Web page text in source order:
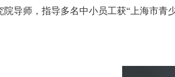
导师，指导多名中小员工获“上海市青